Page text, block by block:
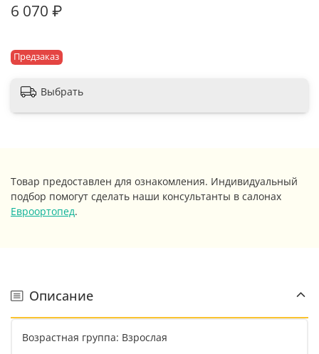
Предзаказ
6 070 ₽
Выбрать
Товар предоставлен для ознакомления. Индивидуальный
подбор помогут сделать наши консультанты в салонах
Евроортопед.
Описание
Возрастная группа: Взрослая